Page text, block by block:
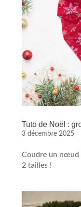
Tuto de Noël :
3 décembre 2025
Coudre un nœud
2 tailles !